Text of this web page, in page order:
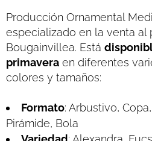
Producción Ornamental
especializado en la venta al
Bougainvillea. Está
primavera en diferentes
colores y tamaños:
Formato: Arbustivo,
Pirámide, Bola